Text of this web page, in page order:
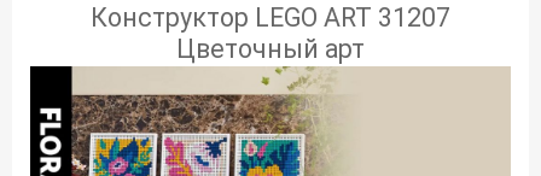
Конструктор LEGO ART 31207
Цветочный арт